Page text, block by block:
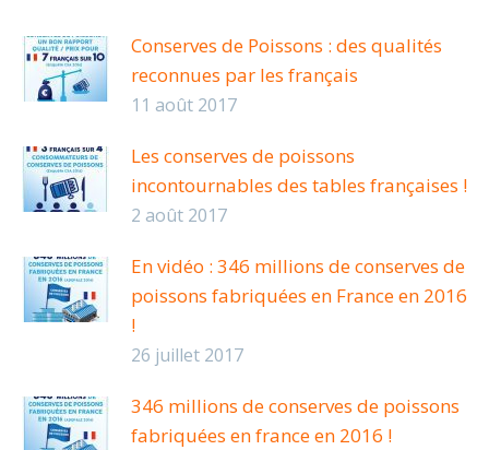
Conserves de Poissons : des qualités
reconnues par les français
11 août 2017
Les conserves de poissons
incontournables des tables françaises !
2 août 2017
En vidéo : 346 millions de conserves de
poissons fabriquées en France en 2016
!
26 juillet 2017
346 millions de conserves de poissons
fabriquées en france en 2016 !